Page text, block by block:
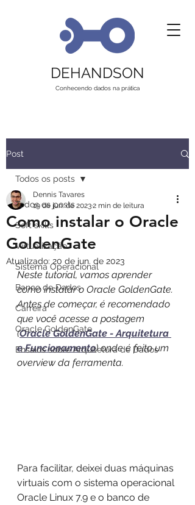
DEHANDSON
Conhecendo dados na prática
Post
Todos os posts
Soft skills
Virtualização
Sistema Operacional
Banco de Dados
Carreira
Oracle GoldenGate
Ensaios sobre Arquitetura de Dados
Todos os posts
Como instalar o Oracle
GoldenGate
Dennis Tavares
19 de jun. de 20232 min de leitura
Atualizado: 20 de jun. de 2023
Neste tutorial, vamos aprender
como instalar o Oracle GoldenGate.
Antes de começar, é recomendado
que você acesse a postagem
(Oracle GoldenGate - Arquitetura
e Funcionamento) onde é feito um
overview da ferramenta.
Para facilitar, deixei duas máquinas
virtuais com o sistema operacional
Oracle Linux 7.9 e o banco de